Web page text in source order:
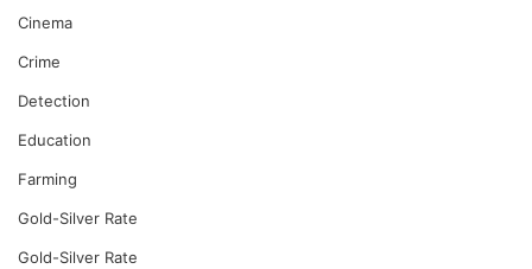
Cinema
Crime
Detection
Education
Farming
Gold-Silver Rate
Gold-Silver Rate